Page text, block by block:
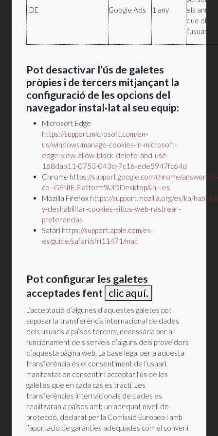
IDE Google Ads 1 any
els
que
l’usuari
Pot desactivar l’ús de galetes
pròpies i de tercers mitjançant la
configuració de les opcions del
navegador instal·lat al seu equip:
Microsoft Edge
https://support.microsoft.com/en-
us/windows/manage-cookies-in-microsoft-
edge-view-allow-block-delete-and-use-
168dab11-0753-043d-7c16-ede5947fc64d
Chrome https://support.google.com/chrome/answer/
co=GENIE.Platform%3DDesktop&hl=es
Mozilla Firefox https://support.mozilla.org/es/kb/
y-deshabilitar-cookies-sitios-web-rastrear-
preferencias
Safari https://support.apple.com/es-
es/guide/safari/sfri11471/mac
Pot configurar les galetes
acceptades fent clic aquí.
L’acceptació d’algunes d’aquestes galetes pot
suposar la transferència internacional de dades
dels usuaris a països tercers, necessària per al
funcionament dels serveis d’alguns dels proveïdors
d’aquesta pàgina web. La base legal per a aquesta
transferència és el consentiment de l’usuari,
manifestat en consentir i acceptar l’ús de les
galetes que en cada cas es tracti. Les
transferències internacionals de dades es
realitzaran a països amb un adequat nivell de
protecció, declarat per la Comissió Europea i amb
l’aportació de garanties adequades com el conveni